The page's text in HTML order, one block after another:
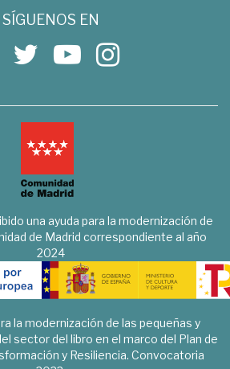
SÍGUENOS EN
una ayuda para la modernización de
de Madrid correspondiente al año
2024
la modernización de las pequeñas y
sector del libro en el marco del Plan de
y Resiliencia. Convocatoria